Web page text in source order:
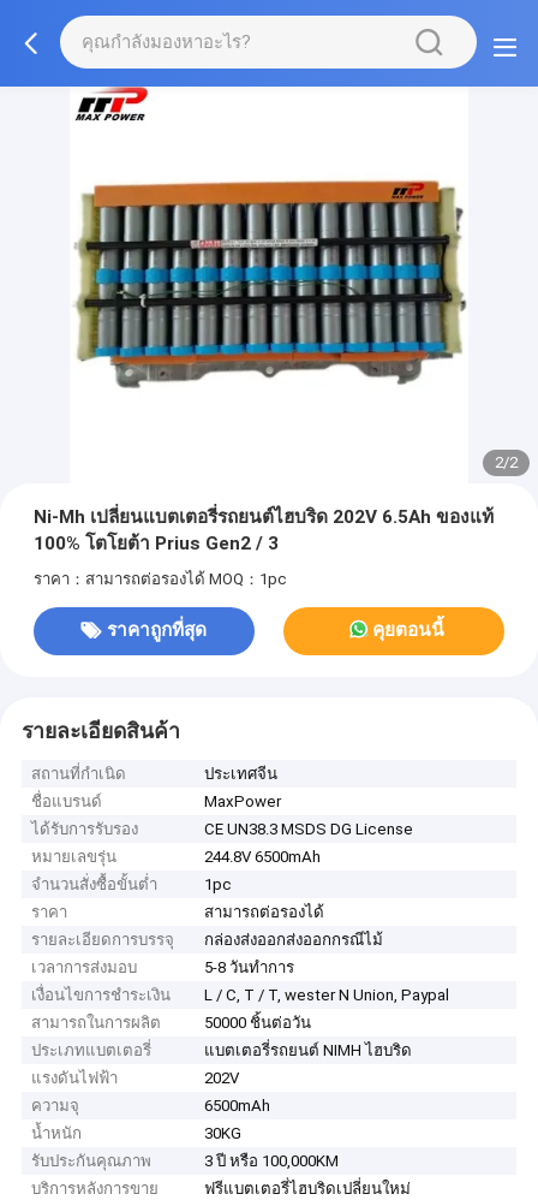
2/2
Ni-Mh เปลี่ยนแบตเตอรี่รถยนต์ไฮบริด 202V 6.5Ah ของแท้
100% โตโยต้า Prius Gen2 / 3
ราคา：สามารถต่อรองได้ MOQ：1pc
ราคาถูกที่สุด คุยตอนนี้
รายละเอียดสินค้า
สถานที่กำเนิด
ประเทศจีน
ชื่อแบรนด์
MaxPower
ได้รับการรับรอง
CE UN38.3 MSDS DG License
หมายเลขรุ่น
244.8V 6500mAh
จำนวนสั่งซื้อขั้นต่ำ
1pc
ราคา
สามารถต่อรองได้
รายละเอียดการบรรจุ
กล่องส่งออกส่งออกกรณีไม้
เวลาการส่งมอบ
5-8 วันทำการ
เงื่อนไขการชำระเงิน
L / C, T / T, wester N Union, Paypal
สามารถในการผลิต
50000 ชิ้นต่อวัน
ประเภทแบตเตอรี่
แบตเตอรี่รถยนต์ NIMH ไฮบริด
แรงดันไฟฟ้า
202V
ความจุ
6500mAh
น้ำหนัก
30KG
รับประกันคุณภาพ
3 ปี หรือ 100,000KM
บริการหลังการขาย
ฟรีแบตเตอรี่ไฮบริดเปลี่ยนใหม่